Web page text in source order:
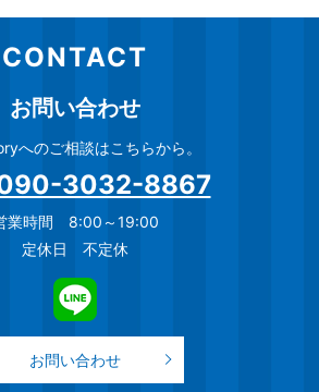
CONTACT
お問い合わせ
へのご相談はこちらから。
3032-8867
業時間 8:00～19:00
定休日 不定休
お問い合わせ